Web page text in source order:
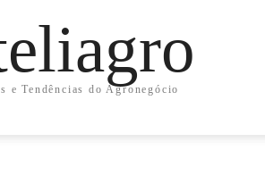
e Tendências do Agronegócio